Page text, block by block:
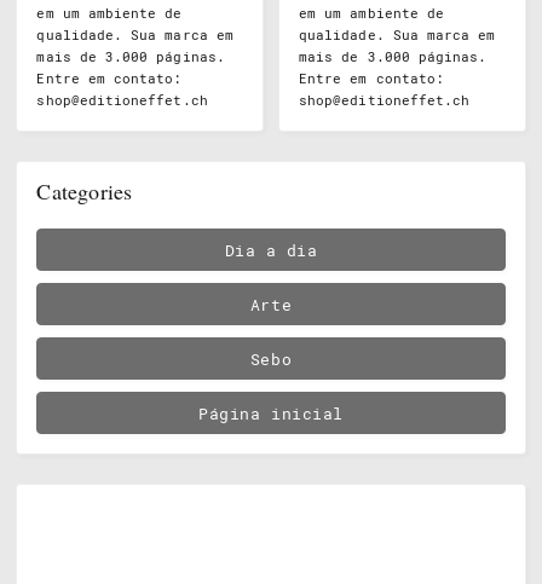
em um ambiente de
qualidade. Sua marca em
mais de 3.000 páginas.
Entre em contato:
shop@editioneffet.ch
em um ambiente de
qualidade. Sua marca em
mais de 3.000 páginas.
Entre em contato:
shop@editioneffet.ch
Categories
Dia a dia
Arte
Sebo
Página inicial